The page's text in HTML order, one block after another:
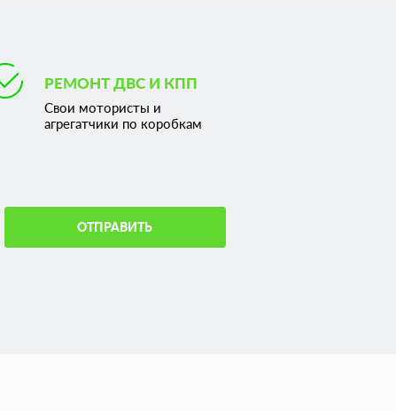
РЕМОНТ ДВС И КПП
Свои мотористы и
агрегатчики по коробкам
ОТПРАВИТЬ